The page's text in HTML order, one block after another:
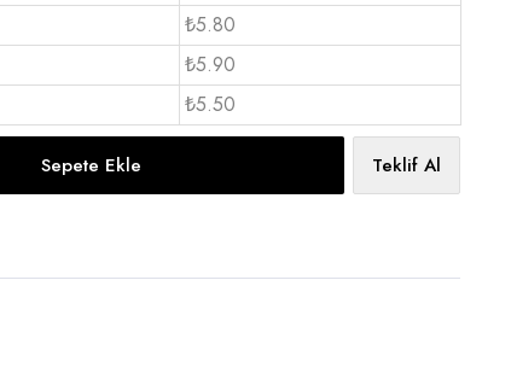
₺5.80
₺5.90
₺5.50
Sepete Ekle Teklif Al